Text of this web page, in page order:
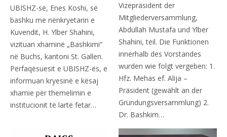
UBISHZ-së, Enes Koshi, së
bashku me nënkryetarin e
Kuvendit, H. Ylber Shahini,
vizituan xhaminë „Bashkimi“
në Buchs, kantoni St. Gallen.
Përfaqësuesit e UBISHZ-ës, e
informuan kryesinë e kësaj
xhamie për themelimin e
institucionit të lartë fetar…
Vizepräsident der
Mitgliederversammlung,
Abdullah Mustafa und Ylber
Shahini, teil. Die Funktionen
innerhalb des Vorstandes
wurden wie folgt vergeben: 1.
Hfz. Mehas ef. Alija –
Präsident (gewählt an der
Gründungsversammlung) 2.
Dr. Bashkim…